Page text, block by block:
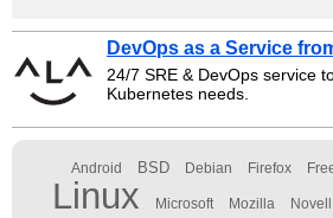
DevOps as a Service
24/7 SRE & DevOps service
Kubernetes needs.
Android BSD Debian Firefox
Linux Microsoft Mozilla Novell